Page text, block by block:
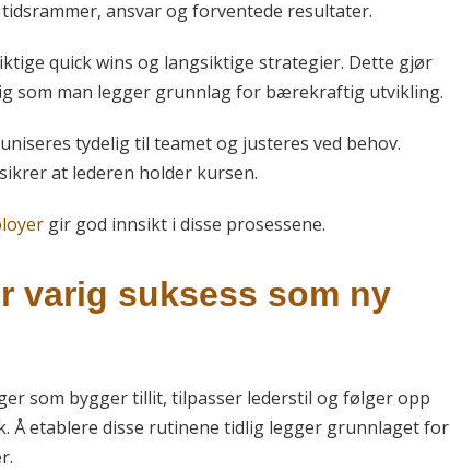
ansvar og forventede resultater.
quick wins og langsiktige strategier. Dette gjør
som man legger grunnlag for bærekraftig utvikling.
tydelig til teamet og justeres ved behov.
at lederen holder kursen.
gir god innsikt i disse prosessene.
varig suksess som ny
som bygger tillit, tilpasser lederstil og følger opp
Å etablere disse rutinene tidlig legger grunnlaget for